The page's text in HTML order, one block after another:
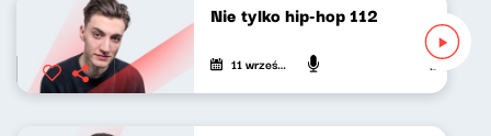
Nie tylko hip-hop 112
11 września 2022 Mateusz